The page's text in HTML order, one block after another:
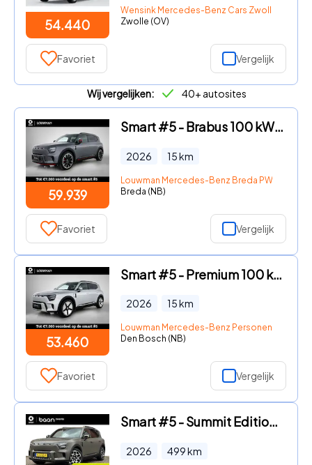
54.440
Wensink Mercedes-Benz Cars Zwolle
Zwolle (OV)
Favoriet Vergelijk
Wij vergelijken: 40+ autosites
59.939
Smart #5 - Brabus 100 kWh | Adapt. cruise control | Panoramisch dak | W
2026 15km
Louwman Mercedes-Benz Breda PW
Breda (NB)
Favoriet Vergelijk
53.460
Smart #5 - Premium 100 kWh | Duoleer | Adapt. cruise control | Sennheis
2026 15km
Louwman Mercedes-Benz Personenwagens
Den Bosch (NB)
Favoriet Vergelijk
Smart #5 - Summit Edition 100 kWh
2026 499km